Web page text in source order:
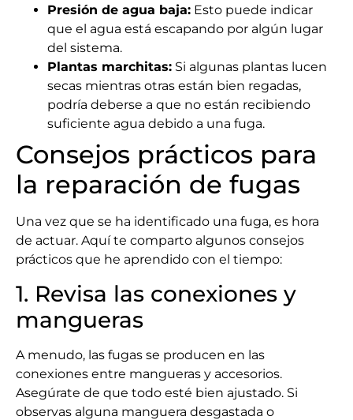
Presión de agua baja: Esto puede indicar
que el agua está escapando por algún lugar
del sistema.
Plantas marchitas: Si algunas plantas lucen
secas mientras otras están bien regadas,
podría deberse a que no están recibiendo
suficiente agua debido a una fuga.
Consejos prácticos para
la reparación de fugas
Una vez que se ha identificado una fuga, es hora
de actuar. Aquí te comparto algunos consejos
prácticos que he aprendido con el tiempo:
1. Revisa las conexiones y
mangueras
A menudo, las fugas se producen en las
conexiones entre mangueras y accesorios.
Asegúrate de que todo esté bien ajustado. Si
observas alguna manguera desgastada o